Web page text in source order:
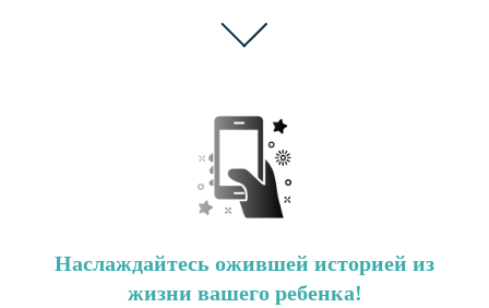
Наслаждайтесь ожившей историей из
жизни вашего ребенка!